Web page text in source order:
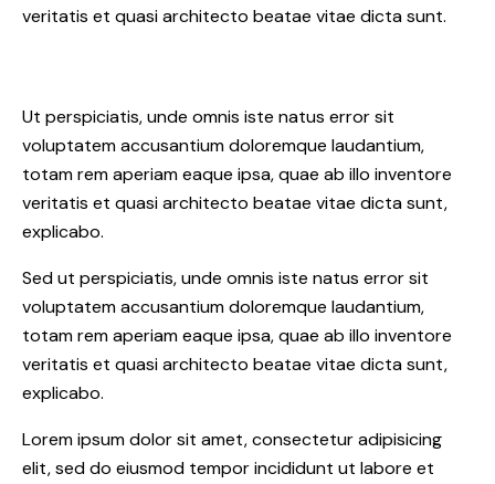
veritatis et quasi architecto beatae vitae dicta sunt.
Ut perspiciatis, unde omnis iste natus error sit
voluptatem accusantium doloremque laudantium,
totam rem aperiam eaque ipsa, quae ab illo inventore
veritatis et quasi architecto beatae vitae dicta sunt,
explicabo.
Sed ut perspiciatis, unde omnis iste natus error sit
voluptatem accusantium doloremque laudantium,
totam rem aperiam eaque ipsa, quae ab illo inventore
veritatis et quasi architecto beatae vitae dicta sunt,
explicabo.
Lorem ipsum dolor sit amet, consectetur adipisicing
elit, sed do eiusmod tempor incididunt ut labore et